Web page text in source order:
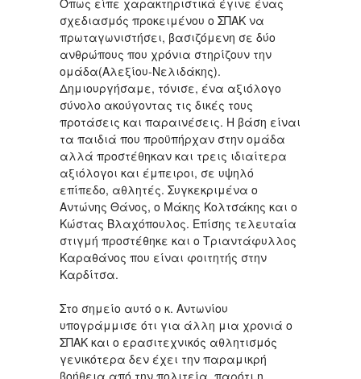
Όπως είπε χαρακτηριστικά έγινε ένας
σχεδιασμός προκειμένου ο ΣΠΑΚ να
πρωταγωνιστήσει, βασιζόμενη σε δύο
ανθρώπους που χρόνια στηρίζουν την
ομάδα(Αλεξίου-Νελιδάκης).
Δημιουργήσαμε, τόνισε, ένα αξιόλογο
σύνολο ακούγοντας τις δικές τους
προτάσεις και παραινέσεις. Η βάση είναι
τα παιδιά που προϋπήρχαν στην ομάδα
αλλά προστέθηκαν και τρεις ιδιαίτερα
αξιόλογοι και έμπειροι, σε υψηλό
επίπεδο, αθλητές. Συγκεκριμένα ο
Αντώνης Θάνος, ο Μάκης Κολτσάκης και ο
Κώστας Βλαχόπουλος. Επίσης τελευταία
στιγμή προστέθηκε και ο Τριαντάφυλλος
Καραθάνος που είναι φοιτητής στην
Καρδίτσα.
Στο σημείο αυτό ο κ. Αντωνίου
υπογράμμισε ότι για άλλη μια χρονιά ο
ΣΠΑΚ και ο ερασιτεχνικός αθλητισμός
γενικότερα δεν έχει την παραμικρή